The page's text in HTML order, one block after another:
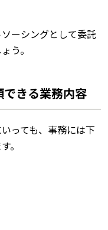
ーシングとして委託
う。
きる業務内容
っても、事務には下
。